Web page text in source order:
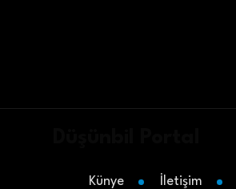
Künye İletişim